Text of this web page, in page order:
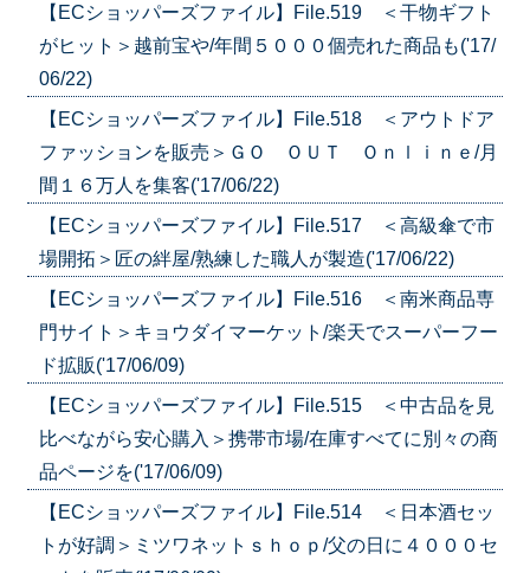
【ECショッパーズファイル】File.519 ＜干物ギフト
がヒット＞越前宝や/年間５０００個売れた商品も('17/
06/22)
【ECショッパーズファイル】File.518 ＜アウトドア
ファッションを販売＞ＧＯ ＯＵＴ Ｏｎｌｉｎｅ/月
間１６万人を集客('17/06/22)
【ECショッパーズファイル】File.517 ＜高級傘で市
場開拓＞匠の絆屋/熟練した職人が製造('17/06/22)
【ECショッパーズファイル】File.516 ＜南米商品専
門サイト＞キョウダイマーケット/楽天でスーパーフー
ド拡販('17/06/09)
【ECショッパーズファイル】File.515 ＜中古品を見
比べながら安心購入＞携帯市場/在庫すべてに別々の商
品ページを('17/06/09)
【ECショッパーズファイル】File.514 ＜日本酒セッ
トが好調＞ミツワネットｓｈｏｐ/父の日に４０００セ